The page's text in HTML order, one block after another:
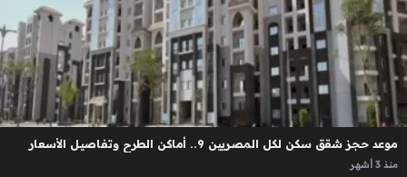
موعد حجز شقق سكن لكل المصريين 9.. أماكن الطرح وتفاصيل الأسعار
منذ 3 أشهر